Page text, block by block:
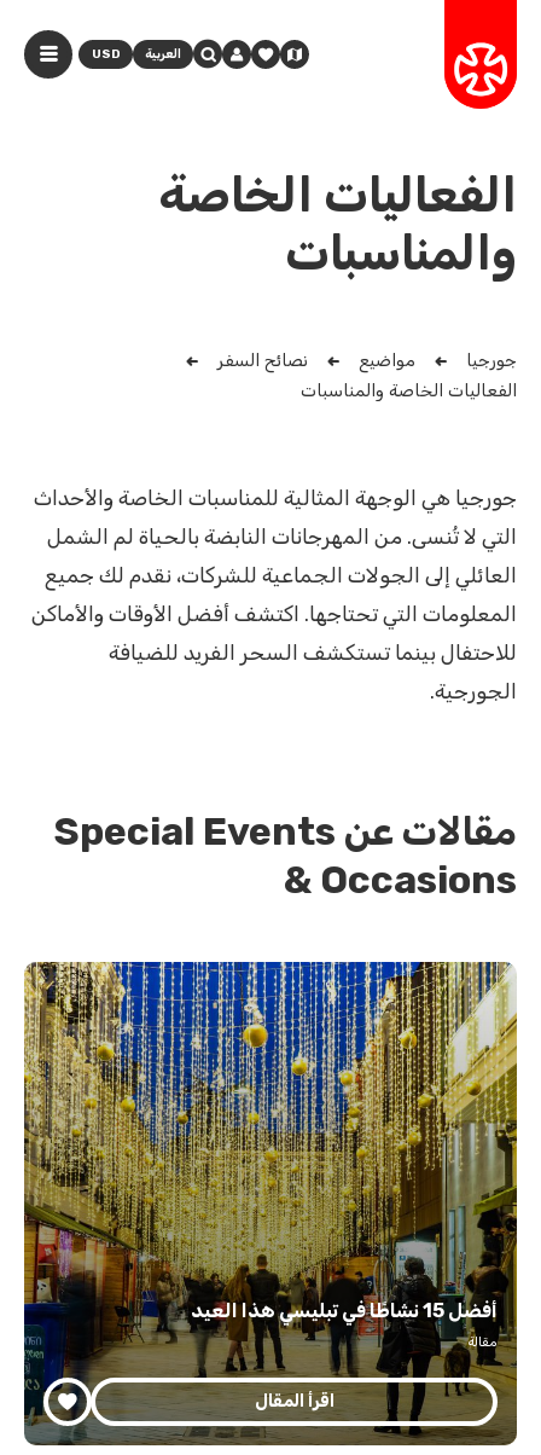
العربية USD
الفعاليات الخاصة
والمناسبات
جورجيا مواضيع
نصائح السفر
الفعاليات الخاصة والمناسبات
جورجيا هي الوجهة المثالية للمناسبات الخاصة والأحداث
التي لا تُنسى. من المهرجانات النابضة بالحياة لم الشمل
العائلي إلى الجولات الجماعية للشركات، نقدم لك جميع
المعلومات التي تحتاجها. اكتشف أفضل الأوقات والأماكن
للاحتفال بينما تستكشف السحر الفريد للضيافة
الجورجية.
مقالات عن Special Events
& Occasions
أفضل 15 نشاطًا في تبليسي هذا العيد
مقالة
اقرأ المقال